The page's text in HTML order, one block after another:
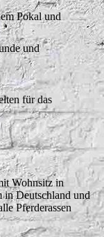
Pokal und
und
für das
Wohnsitz in
in Deutschland und
Pferderassen